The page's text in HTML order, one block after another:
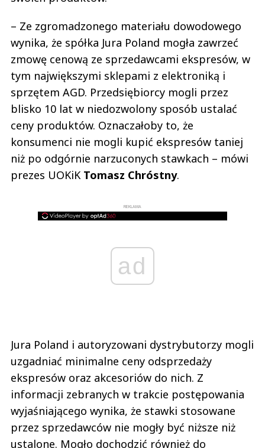
– Ze zgromadzonego materiału dowodowego
wynika, że spółka Jura Poland mogła zawrzeć
zmowę cenową ze sprzedawcami ekspresów, w
tym największymi sklepami z elektroniką i
sprzętem AGD. Przedsiębiorcy mogli przez
blisko 10 lat w niedozwolony sposób ustalać
ceny produktów. Oznaczałoby to, że
konsumenci nie mogli kupić ekspresów taniej
niż po odgórnie narzuconych stawkach – mówi
prezes UOKiK Tomasz Chróstny.
REKLAMA
ad
Jura Poland i autoryzowani dystrybutorzy mogli
uzgadniać minimalne ceny odsprzedaży
ekspresów oraz akcesoriów do nich. Z
informacji zebranych w trakcie postępowania
wyjaśniającego wynika, że stawki stosowane
przez sprzedawców nie mogły być niższe niż
ustalone. Mogło dochodzić również do